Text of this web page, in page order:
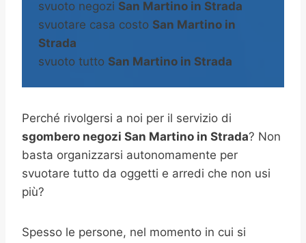
svuoto negozi San Martino in Strada
svuotare casa costo San Martino in
Strada
svuoto tutto San Martino in Strada
Perché rivolgersi a noi per il servizio di
sgombero negozi San Martino in Strada? Non
basta organizzarsi autonomamente per
svuotare tutto da oggetti e arredi che non usi
più?
Spesso le persone, nel momento in cui si